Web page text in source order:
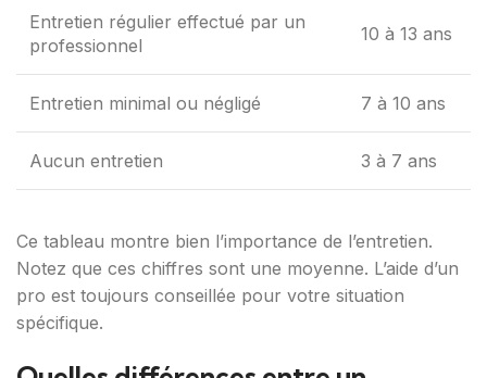
Entretien régulier effectué par un
professionnel
10 à 13 ans
Entretien minimal ou négligé 7 à 10 ans
Aucun entretien 3 à 7 ans
Ce tableau montre bien l’importance de l’entretien.
Notez que ces chiffres sont une moyenne. L’aide d’un
pro est toujours conseillée pour votre situation
spécifique.